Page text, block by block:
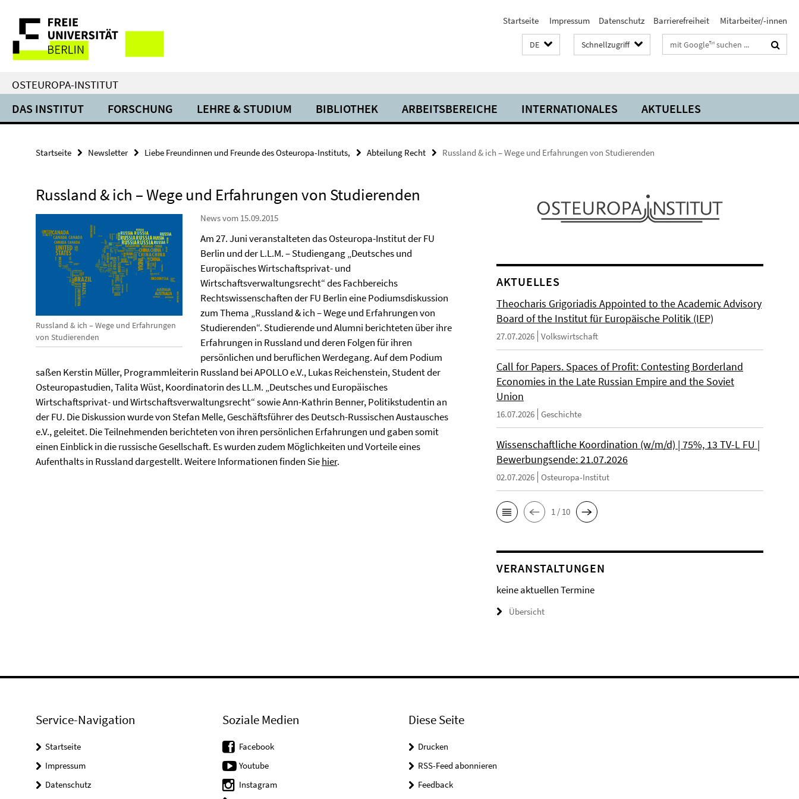
direkt
Inhalt
Service-
Navigation
Startseite Impressum Datenschutz Barrierefreiheit Mitarbeiter/-innen
DE Schnellzugriff Suchbegriffe
OSTEUROPA-INSTITUT
DAS INSTITUT FORSCHUNG LEHRE & STUDIUM BIBLIOTHEK ARBEITSBEREICHE INTERNATIONALES AKTUELLES
Startseite Newsletter Liebe Freundinnen und Freunde des Osteuropa-Instituts, Abteilung Recht Russland & ich – Wege und Erfahrungen von Studierenden
Russland & ich – Wege und Erfahrungen von Studierenden
Russland & ich – Wege und Erfahrungen
von Studierenden
News vom 15.09.2015
Am 27. Juni veranstalteten das Osteuropa-Institut der FU
Berlin und der L.L.M. – Studiengang „Deutsches und
Europäisches Wirtschaftsprivat- und
Wirtschaftsverwaltungsrecht“ des Fachbereichs
Rechtswissenschaften der FU Berlin eine Podiumsdiskussion
zum Thema „Russland & ich – Wege und Erfahrungen von
Studierenden“. Studierende und Alumni berichteten über ihre
Erfahrungen in Russland und deren Folgen für ihren
persönlichen und beruflichen Werdegang. Auf dem Podium
saßen Kerstin Müller, Programmleiterin Russland bei APOLLO e.V., Lukas Reichenstein, Student der
Osteuropastudien, Talita Wüst, Koordinatorin des LL.M. „Deutsches und Europäisches
Wirtschaftsprivat- und Wirtschaftsverwaltungsrecht“ sowie Ann-Kathrin Benner, Politikstudentin an
der FU. Die Diskussion wurde von Stefan Melle, Geschäftsführer des Deutsch-Russischen Austausches
e.V., geleitet. Die Teilnehmenden berichteten von ihren persönlichen Erfahrungen und gaben somit
einen Einblick in die russische Gesellschaft. Es wurden zudem Möglichkeiten und Vorteile eines
Aufenthalts in Russland dargestellt. Weitere Informationen finden Siehier.
AKTUELLES
Theocharis Grigoriadis Appointed to the Academic Advisory
Board of the Institut für Europäische Politik (IEP)
27.07.2026 Volkswirtschaft
Call for Papers. Spaces of Profit: Contesting Borderland
Economies in the Late Russian Empire and the Soviet
Union
16.07.2026 Geschichte
Wissenschaftliche Koordination (w/m/d) | 75%, 13 TV-L FU |
Bewerbungsende: 21.07.2026
02.07.2026 Osteuropa-Institut
1 / 10
VERANSTALTUNGEN
keine aktuellen Termine
Übersicht
Service-Navigation
Startseite
Impressum
Datenschutz
Soziale Medien
Facebook
Youtube
Instagram
Diese Seite
Drucken
RSS-Feed abonnieren
Feedback